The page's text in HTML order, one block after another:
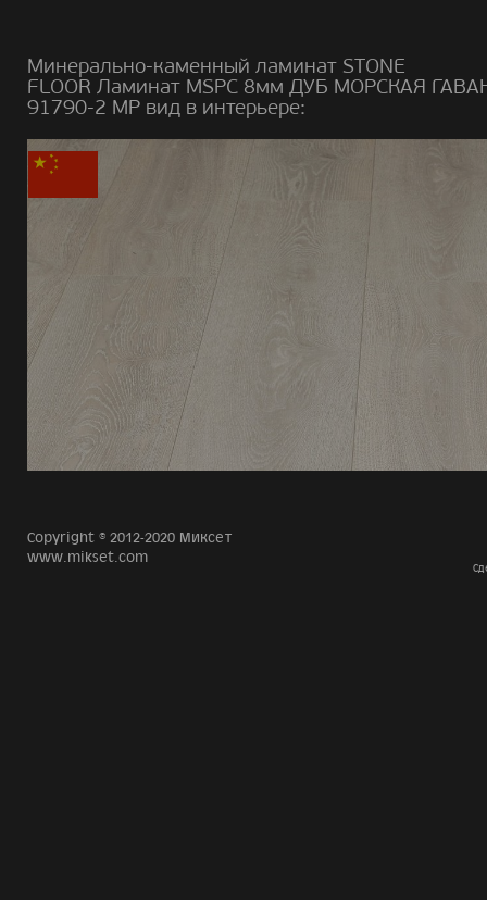
Минерально-каменный ламинат STONE
FLOOR Ламинат MSPC 8мм ДУБ МОРСКАЯ
91790-2 MP вид в интерьере:
Copyright © 2012-2020 Миксет
www.mikset.com